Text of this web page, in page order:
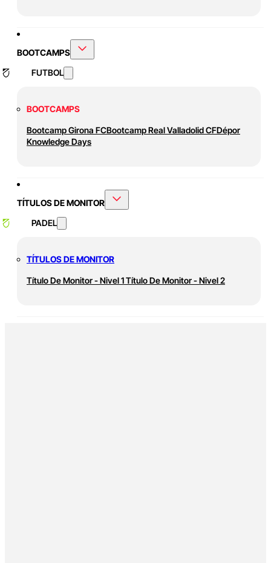
BOOTCAMPS
FUTBOL
BOOTCAMPS
Bootcamp Girona FCBootcamp Real Valladolid CFDépor
Knowledge Days
TÍTULOS DE MONITOR
PADEL
TÍTULOS DE MONITOR
Título De Monitor - Nivel 1Título De Monitor - Nivel 2